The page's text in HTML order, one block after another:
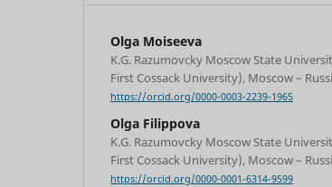
Olga Moiseeva
K.G. Razumovcky Moscow State
First Cossack University), Moscow –
https://orcid.org/0000-0003-2239-1965
Olga Filippova
K.G. Razumovcky Moscow State
First Cossack University), Moscow –
https://orcid.org/0000-0001-6314-9599